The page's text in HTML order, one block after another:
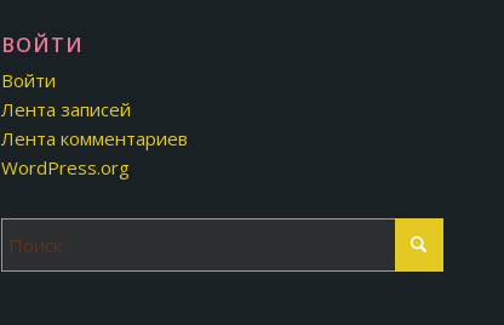
ВОЙТИ
Войти
Лента записей
Лента комментариев
WordPress.org